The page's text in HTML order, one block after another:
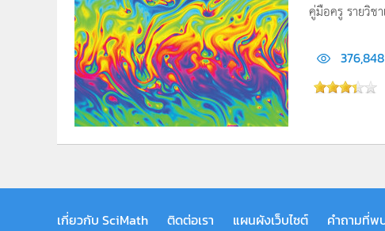
คู่มือครู รายวิช
376,848
เกี่ยวกับ SciMath ติดต่อเรา แผนผังเว็บไซต์ คำถามที่พ